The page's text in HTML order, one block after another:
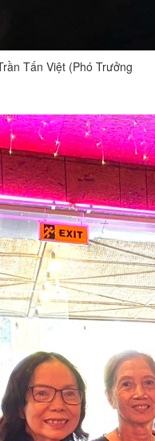
Tấn Việt (Phó Trưởng